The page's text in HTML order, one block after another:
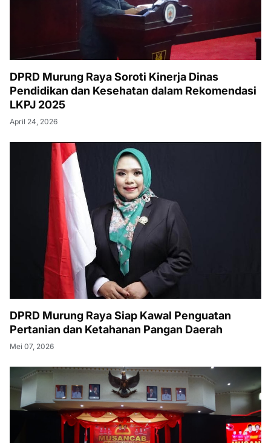
DPRD Murung Raya Soroti Kinerja Dinas
Pendidikan dan Kesehatan dalam Rekomendasi
LKPJ 2025
April 24, 2026
DPRD Murung Raya Siap Kawal Penguatan
Pertanian dan Ketahanan Pangan Daerah
Mei 07, 2026